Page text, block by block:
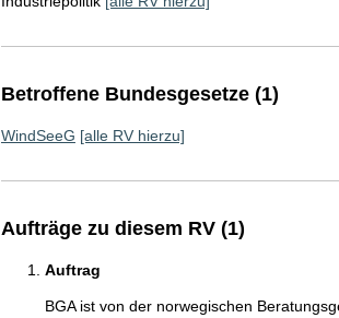
Betroffene Bundesgesetze (1)
WindSeeG [alle RV hierzu]
Aufträge zu diesem RV (1)
Auftrag
BGA ist von der norwegischen